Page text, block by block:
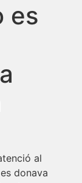
es
al
donava